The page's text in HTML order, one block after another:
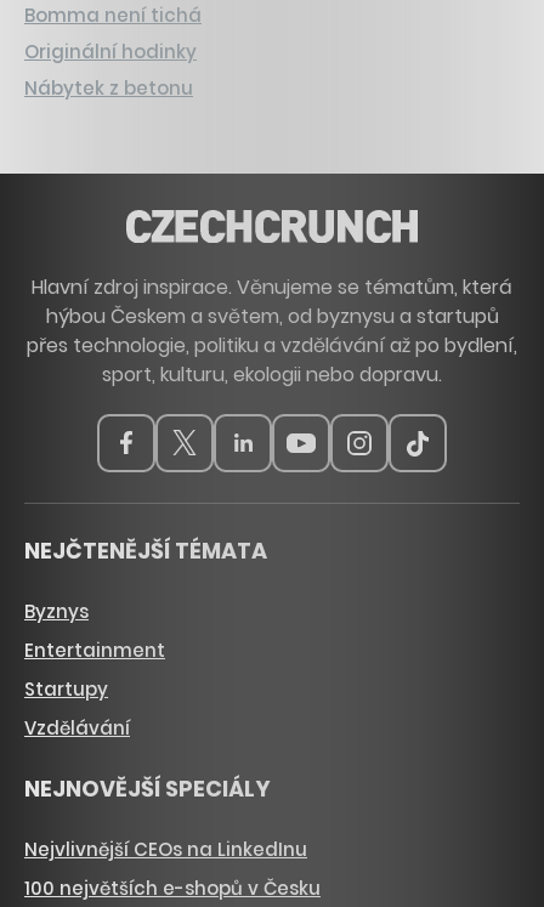
Bomma není tichá
Originální hodinky
Nábytek z betonu
Hlavní zdroj inspirace. Věnujeme se tématům, která
hýbou Českem a světem, od byznysu a startupů
přes technologie, politiku a vzdělávání až po bydlení,
sport, kulturu, ekologii nebo dopravu.
NEJČTENĚJŠÍ TÉMATA
Byznys
Entertainment
Startupy
Vzdělávání
NEJNOVĚJŠÍ SPECIÁLY
Nejvlivnější CEOs na LinkedInu
100 největších e-shopů v Česku